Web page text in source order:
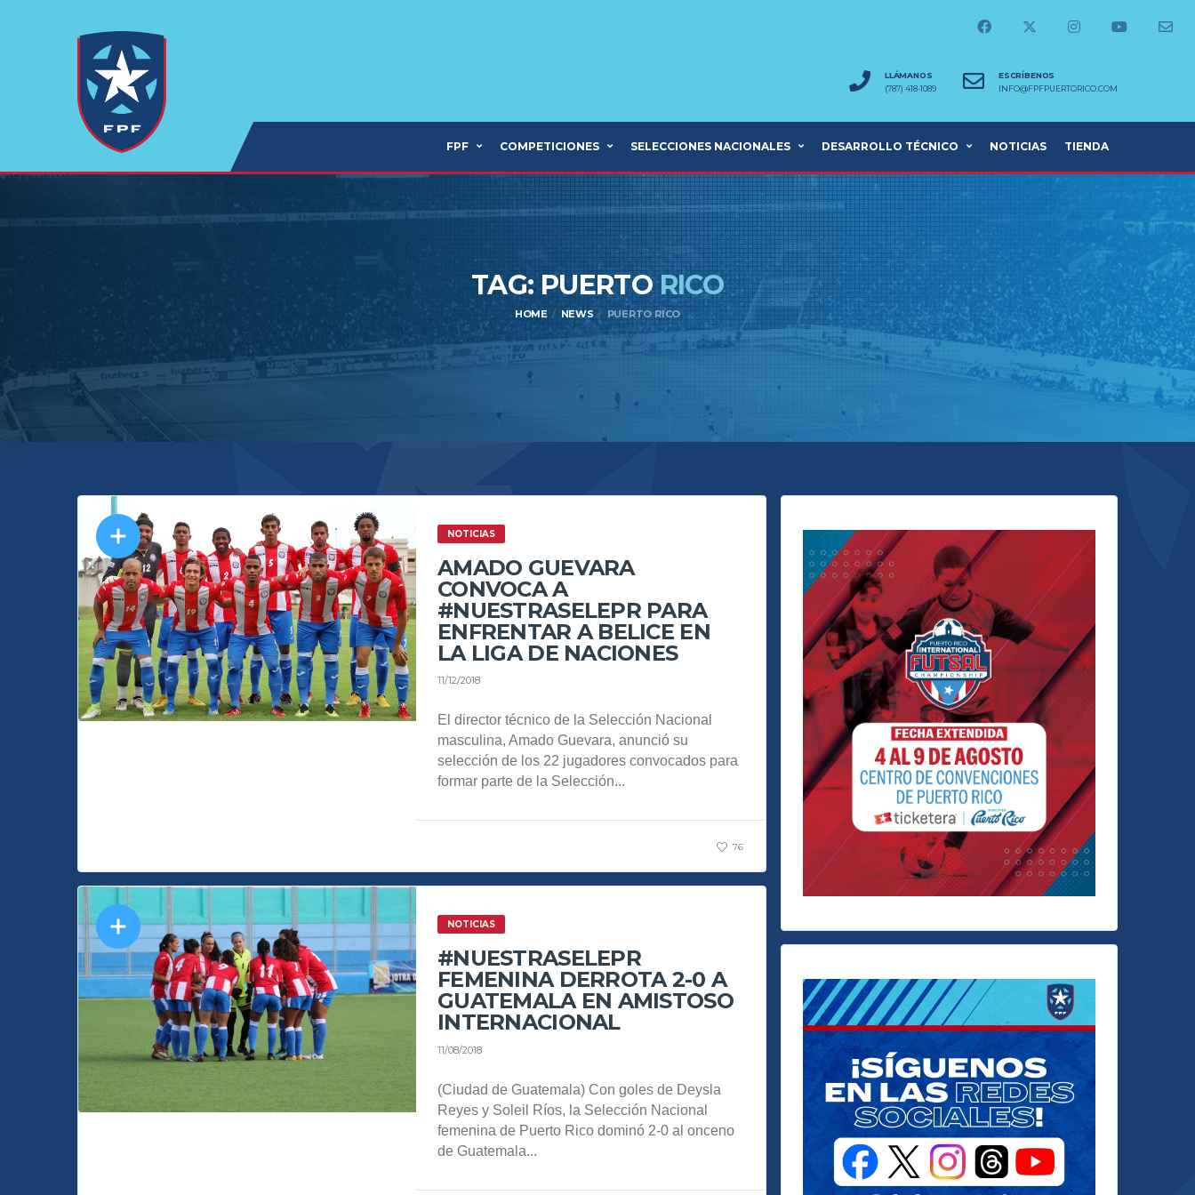
LLÁMANOS
(787) 418-1089
ESCRÍBENOS
INFO@FPFPUERTORICO.COM
FPF COMPETICIONES SELECCIONES NACIONALES DESARROLLO TÉCNICO NOTICIAS TIENDA
TAG: PUERTORICO
HOME NEWS PUERTO RICO
NOTICIAS
AMADO GUEVARA
CONVOCA A
#NUESTRASELEPR PARA
ENFRENTAR A BELICE EN
LA LIGA DE NACIONES
11/12/2018
El director técnico de la Selección Nacional
masculina, Amado Guevara, anunció su
selección de los 22 jugadores convocados para
formar parte de la Selección...
76
NOTICIAS
#NUESTRASELEPR
FEMENINA DERROTA 2-0 A
GUATEMALA EN AMISTOSO
INTERNACIONAL
11/08/2018
(Ciudad de Guatemala) Con goles de Deysla
Reyes y Soleil Ríos, la Selección Nacional
femenina de Puerto Rico dominó 2-0 al onceno
de Guatemala...